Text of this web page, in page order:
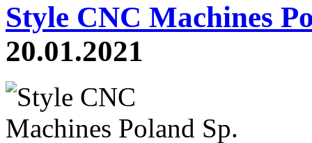
Style CNC Machines
20.01.2021